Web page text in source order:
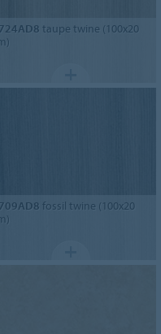
taupe twine (100x20
fossil twine (100x20